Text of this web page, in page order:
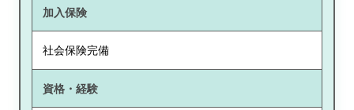
加入保険
社会保険完備
資格・経験